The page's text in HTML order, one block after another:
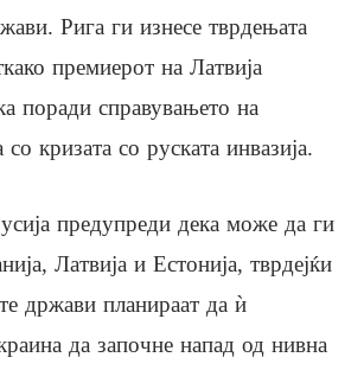
Рига ги изнесе тврдењата
премиерот на Латвија
поради справувањето на
со кризата со руската инвазија.
предупреди дека може да ги
Латвија и Естонија, тврдејќи
држави планираат да ѝ
да започне напад од нивна